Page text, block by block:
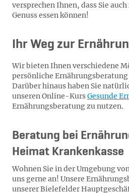
versprechen Ihnen, dass Sie
Genuss essen können!
Ihr Weg zur
Wir bieten Ihnen verschiedene
persönliche
Darüber hinaus haben Sie
unseren Online-KursGesunde
Ernährungsberatung zu nutzen.
Beratung bei
Heimat Krankenkasse
Wohnen Sie in der Umgebung
uns gerne an! Unsere
unserer Bielefelder